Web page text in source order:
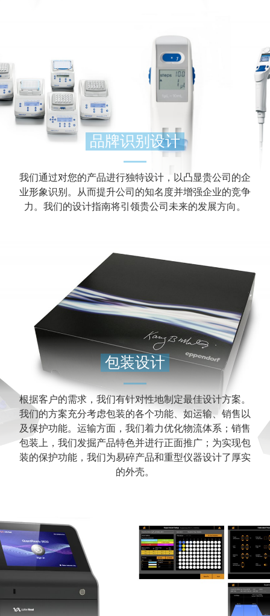
品牌识别设计
我们通过对您的产品进行独特设计，以凸显贵公司的企
业形象识别。从而提升公司的知名度并增强企业的竞争
力。我们的设计指南将引领贵公司未来的发展方向。
包装设计
根据客户的需求，我们有针对性地制定最佳设计方案。
我们的方案充分考虑包装的各个功能、如运输、销售以
及保护功能。运输方面，我们着力优化物流体系；销售
包装上，我们发掘产品特色并进行正面推广；为实现包
装的保护功能，我们为易碎产品和重型仪器设计了厚实
的外壳。